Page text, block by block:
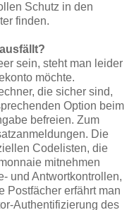
Schutz in den
finden.
sein, steht man leider
möchte.
die sicher sind,
Option beim
befreien. Zum
Die
Codelisten, die
mitnehmen
und Antwortkontrollen,
Postfächer erfährt man
Authentifizierung des